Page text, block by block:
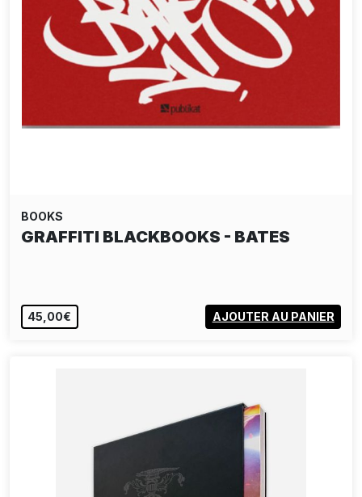
BOOKS
GRAFFITI BLACKBOOKS - BATES
45,00€ AJOUTER AU PANIER